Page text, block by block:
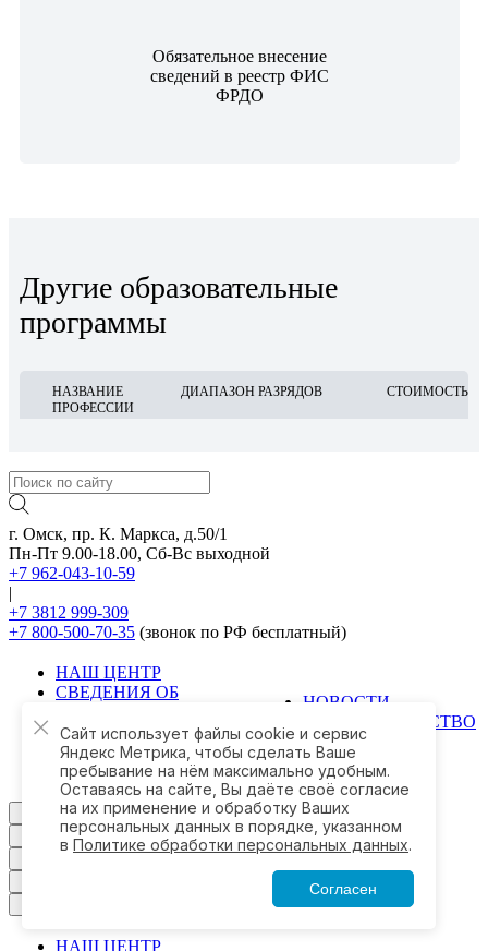
Обязательное внесение
сведений в реестр ФИС
ФРДО
Другие образовательные
программы
НАЗВАНИЕ
ПРОФЕССИИ
ДИАПАЗОН РАЗРЯДОВ СТОИМОСТЬ
г. Омск, пр. К. Маркса, д.50/1
Пн-Пт 9.00-18.00, Сб-Вс выходной
+7 962-043-10-59
|
+7 3812 999-309
+7 800-500-70-35 (звонок по РФ бесплатный)
НАШ ЦЕНТР
СВЕДЕНИЯ ОБ
ОРГАНИЗАЦИИ
ОБУЧЕНИЕ
МАГАЗИН
НОВОСТИ
ТРУДОУСТРОЙСТВО
КОНТАКТЫ
Группа в ВКонтакте
Написать в WhatsApp
Написать в Telegram
НАШ ЦЕНТР
Сайт использует файлы cookie и сервис
Яндекс Метрика, чтобы сделать Ваше
пребывание на нём максимально удобным.
Оставаясь на сайте, Вы даёте своё согласие
на их применение и обработку Ваших
персональных данных в порядке, указанном
в Политике обработки персональных данных.
Согласен